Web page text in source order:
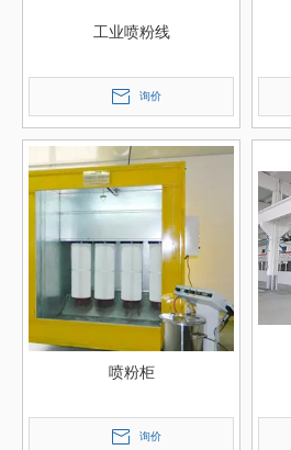
工业喷粉线
询价
喷粉柜
询价